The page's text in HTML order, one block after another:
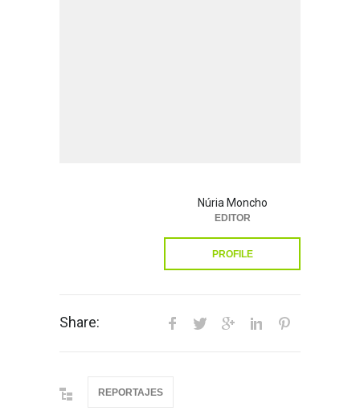
Núria Moncho
EDITOR
PROFILE
Share:
REPORTAJES